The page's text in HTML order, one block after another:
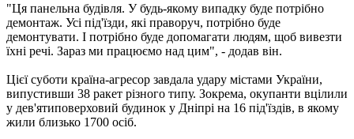
"Ця панельна будівля. У будь-якому випадку буде потрібно
демонтаж. Усі під'їзди, які праворуч, потрібно буде
демонтувати. І потрібно буде допомагати людям, щоб вивезти
їхні речі. Зараз ми працюємо над цим", - додав він.
Цієї суботи країна-агресор завдала удару містами України,
випустивши 38 ракет різного типу. Зокрема, окупанти вцілили
у дев'ятиповерховий будинок у Дніпрі на 16 під'їздів, в якому
жили близько 1700 осіб.